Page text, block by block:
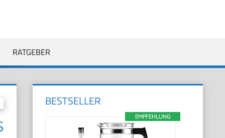
RATGEBER
BESTSELLER
EMPFEHLUNG